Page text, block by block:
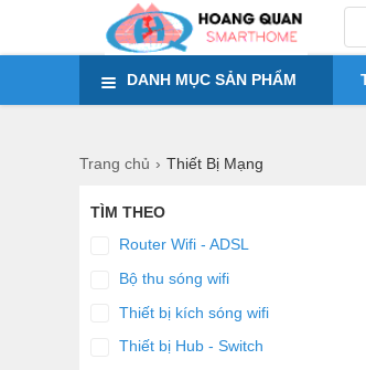
DANH MỤC SẢN PHẨM
Trang chủ Thiết Bị Mạng
TÌM THEO
Router Wifi - ADSL
Bộ thu sóng wifi
Thiết bị kích sóng wifi
Thiết bị Hub - Switch